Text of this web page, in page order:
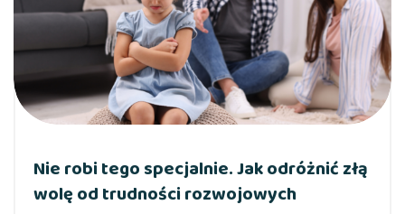
Nie robi tego specjalnie. Jak odróżnić złą
wolę od trudności rozwojowych